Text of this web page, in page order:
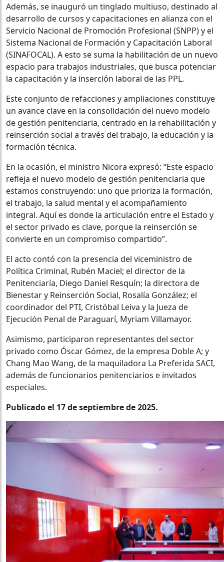
Además, se inauguró un tinglado multiuso, destinado al
desarrollo de cursos y capacitaciones en alianza con el
Servicio Nacional de Promoción Profesional (SNPP) y el
Sistema Nacional de Formación y Capacitación Laboral
(SINAFOCAL). A esto se suma la habilitación de un nuevo
espacio para trabajos industriales, que busca potenciar
la capacitación y la inserción laboral de las PPL.
Este conjunto de refacciones y ampliaciones constituye
un avance clave en la consolidación del nuevo modelo
de gestión penitenciaria, centrado en la rehabilitación y
reinserción social a través del trabajo, la educación y la
formación técnica.
En la ocasión, el ministro Nicora expresó: “Este espacio
refleja el nuevo modelo de gestión penitenciaria que
estamos construyendo: uno que prioriza la formación,
el trabajo, la salud mental y el acompañamiento
integral. Aquí es donde la articulación entre el Estado y
el sector privado es clave, porque la reinserción se
convierte en un compromiso compartido”.
El acto contó con la presencia del viceministro de
Política Criminal, Rubén Maciel; el director de la
Penitenciaría, Diego Daniel Resquín; la directora de
Bienestar y Reinserción Social, Rosalía González; el
coordinador del PTI, Cristóbal Leiva y la Jueza de
Ejecución Penal de Paraguarí, Myriam Villamayor.
Asimismo, participaron representantes del sector
privado como Óscar Gómez, de la empresa Doble A; y
Chang Mao Wang, de la maquiladora La Preferida SACI,
además de funcionarios penitenciarios e invitados
especiales.
Publicado el 17 de septiembre de 2025.